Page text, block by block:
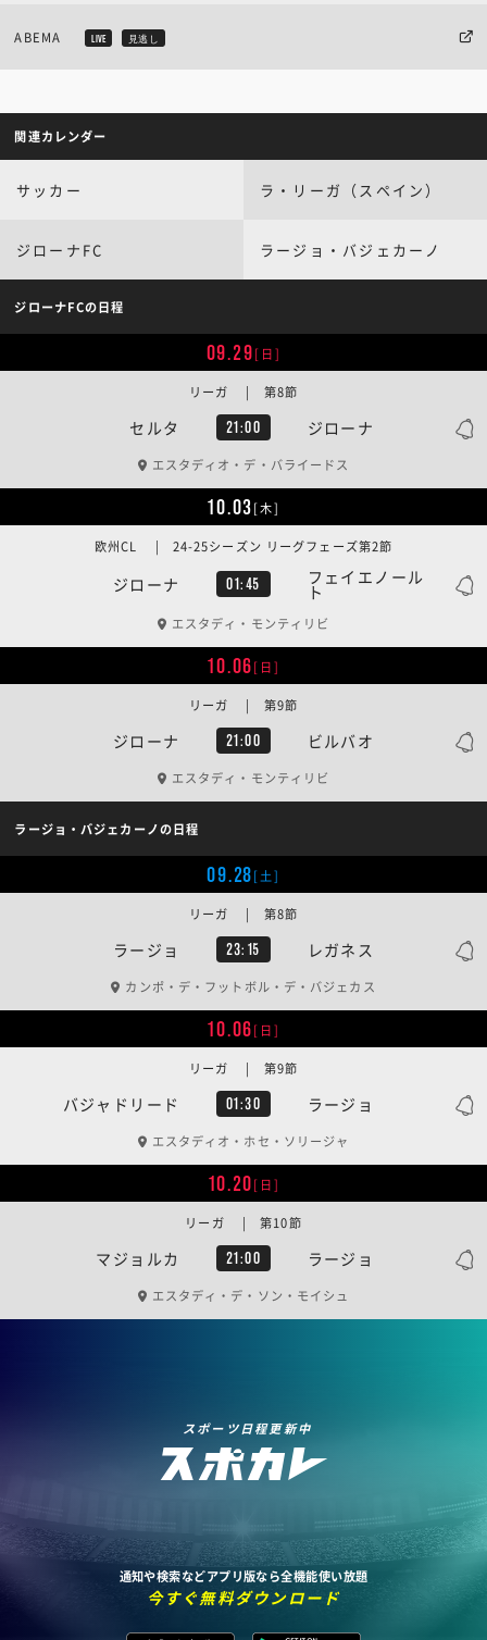
ABEMA LIVE 見逃し
関連カレンダー
サッカー ラ・リーガ（スペイン）
ジローナFC ラージョ・バジェカーノ
ジローナFCの日程
09.29[日]
セルタ 21:00 ジローナ
リーガ | 第8節
エスタディオ・デ・バライードス
10.03[木]
ジローナ 01:45 フェイエノール
ト
欧州CL | 24-25シーズン リーグフェーズ第2節
エスタディ・モンティリビ
10.06[日]
ジローナ 21:00 ビルバオ
リーガ | 第9節
エスタディ・モンティリビ
ラージョ・バジェカーノの日程
09.28[土]
ラージョ 23:15 レガネス
リーガ | 第8節
カンポ・デ・フットボル・デ・バジェカス
10.06[日]
バジャドリード 01:30 ラージョ
リーガ | 第9節
エスタディオ・ホセ・ソリージャ
10.20[日]
マジョルカ 21:00 ラージョ
リーガ | 第10節
エスタディ・デ・ソン・モイシュ
スポーツ日程更新中
通知や検索などアプリ版なら全機能使い放題
今すぐ無料ダウンロード